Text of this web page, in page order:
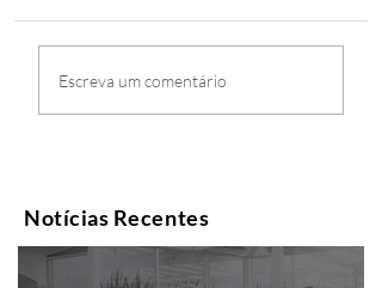
Escreva um comentário
Notícias Recentes